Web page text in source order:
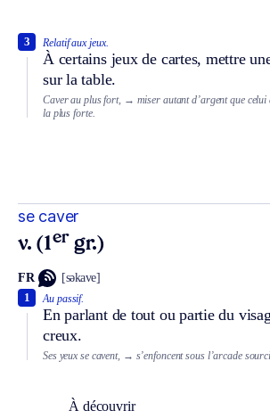
Relatif aux jeux.
À certains jeux de cartes, mettre
sur la table.
3
Caver au plus fort, → miser autant d’argent que celui
la plus forte.
se caver
v. (1er gr.)
FR [səkave]
Au passif.
En parlant de tout ou partie du
creux.
1
Ses yeux se cavent, → s’enfoncent sous l’arcade
À découvrir